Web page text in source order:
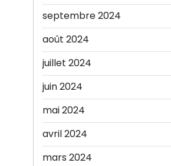
septembre 2024
août 2024
juillet 2024
juin 2024
mai 2024
avril 2024
mars 2024